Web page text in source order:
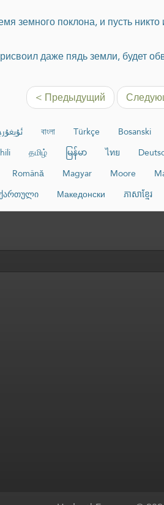
земного поклона, и пусть
даже пядь земли, будет
< Предыдущий
বাংলা Türkçe Bosanski
தமிழ் မြန်မာ ไทย
Română Magyar Moore
Македонски ភាសាខ្មែរ